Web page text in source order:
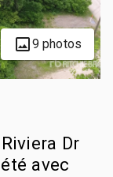
9 photos
Dr
avec